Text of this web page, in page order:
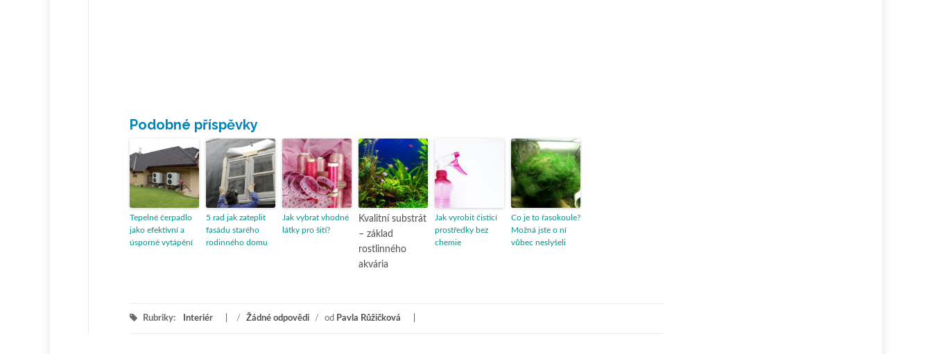
Podobné příspěvky
Tepelné čerpadlo
jako efektivní a
úsporné vytápění
5 rad jak zateplit
fasádu starého
rodinného domu
Jak vybrat vhodné
látky pro šití?
Kvalitní substrát
– základ
rostlinného
akvária
Jak vyrobit čisticí
prostředky bez
chemie
Co je to řasokoule?
Možná jste o ní
vůbec neslyšeli
Rubriky: Interiér / Žádné odpovědi / od Pavla Růžičková